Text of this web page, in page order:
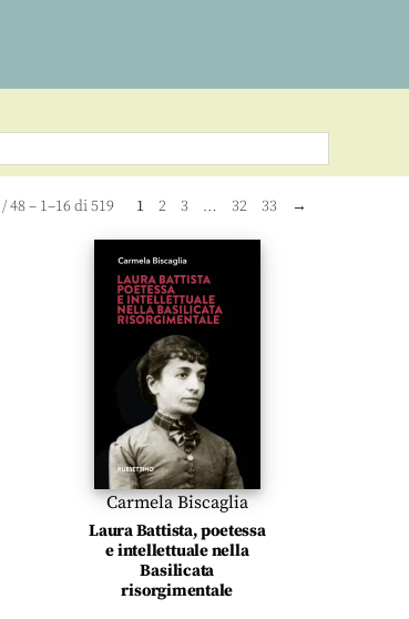
/48– 1–16 di 519 1 2 3 … 32 33 →
Carmela Biscaglia
Laura Battista, poetessa
e intellettuale nella
Basilicata
risorgimentale